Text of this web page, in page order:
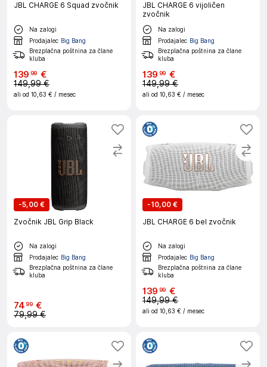
JBL CHARGE 6 Squad zvočnik
Na zalogi
Prodajalec Big Bang
Brezplačna poštnina za člane
kluba
139 99 €
149,99 €
ali od 10,63 € / mesec
JBL CHARGE 6 vijoličen
zvočnik
Na zalogi
Prodajalec Big Bang
Brezplačna poštnina za člane
kluba
139 99 €
149,99 €
ali od 10,63 € / mesec
-5,00 €
Zvočnik JBL Grip Black
Na zalogi
Prodajalec Big Bang
Brezplačna poštnina za člane
kluba
7499 €
79,99 €
-10,00 €
JBL CHARGE 6 bel zvočnik
Na zalogi
Prodajalec Big Bang
Brezplačna poštnina za člane
kluba
139 99 €
149,99 €
ali od 10,63 € / mesec